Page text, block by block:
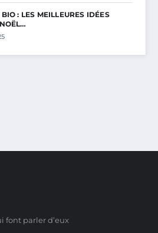
: LES MEILLEURES IDÉES
font parler d’eux